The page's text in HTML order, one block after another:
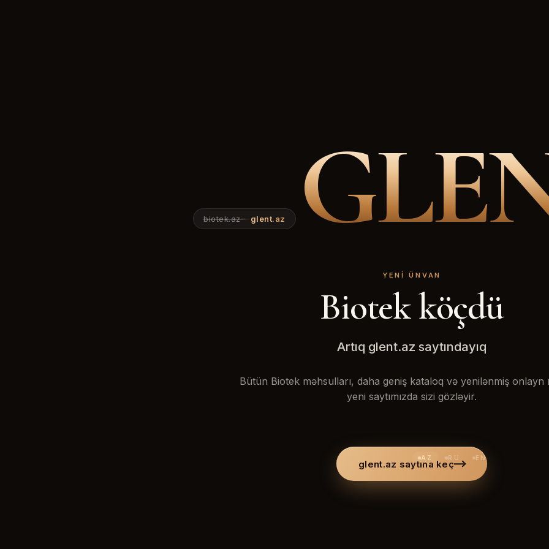
biotek.az glent.az
YENI ÜNVAN
Biotek köçdü
Artıq glent.az saytındayıq
Bütün Biotek məhsulları, daha geniş kataloq və yenilənmiş onlayn
yeni saytımızda sizi gözləyir.
glent.az saytına keç
AZ RU EN